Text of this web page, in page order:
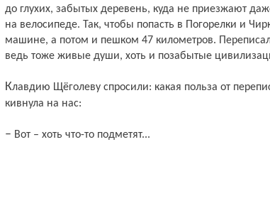
до глухих, забытых деревень, куда не приезжают
на велосипеде. Так, чтобы попасть в Погорелки и
машине, а потом и пешком 47 километров.
ведь тоже живые души, хоть и позабытые
Клавдию Щёголеву спросили: какая польза от переписи? Поначалу растерявшись, она
кивнула на нас:
– Вот – хоть что-то подметят...